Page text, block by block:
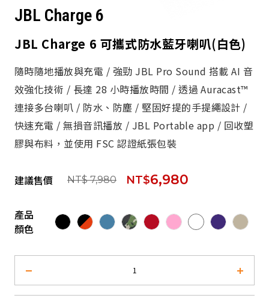
JBL Charge 6
JBL Charge 6 可攜式防水藍牙喇叭(白色)
隨時隨地播放與充電 / 強勁 JBL Pro Sound 搭載 AI 音
效強化技術 / 長達 28 小時播放時間 / 透過 Auracast™
連接多台喇叭 / 防水、防塵 / 堅固好提的手提繩設計 /
快速充電 / 無損音訊播放 / JBL Portable app / 回收塑
膠與布料，並使用 FSC 認證紙張包裝
建議售價 NT$ 7,980 NT$6,980
產品
顏色